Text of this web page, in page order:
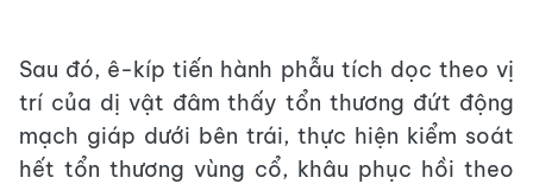
Sau đó, ê-kíp tiến hành phẫu tích dọc theo vị
trí của dị vật đâm thấy tổn thương đứt động
mạch giáp dưới bên trái, thực hiện kiểm soát
hết tổn thương vùng cổ, khâu phục hồi theo